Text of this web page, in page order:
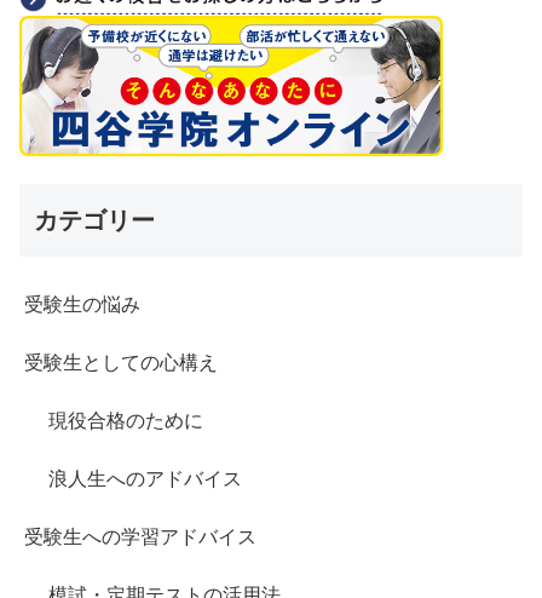
カテゴリー
受験生の悩み
受験生としての心構え
現役合格のために
浪人生へのアドバイス
受験生への学習アドバイス